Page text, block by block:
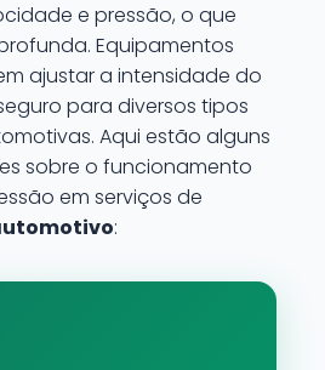
e pressão, o que
Equipamentos
ajustar a intensidade do
para diversos tipos
Aqui estão alguns
sobre o funcionamento
em serviços de
: